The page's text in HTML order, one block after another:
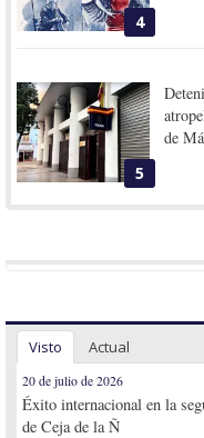
4
5
de
Visto Actual
20 de julio de 2026
Éxito internacional en la
de Ceja de la Ñ